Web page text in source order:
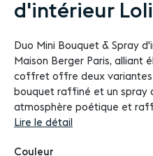
début
la
Galerie
d’images
d'intérieur
Duo Mini Bouquet & Spray
Maison Berger Paris, alliant
coffret offre deux variantes
bouquet raffiné et un spray
atmosphère poétique et
Lire le détail
Couleur